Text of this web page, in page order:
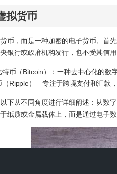
拟货币
币，而是一种加密的电子货币。首
银行或政府机构发行，也不受其信
币（Bitcoin）：一种去中心化的
Ripple）：专注于跨境支付和汇款
下从不同角度进行详细阐述：从数
纸质或金属载体上，而是通过电子数